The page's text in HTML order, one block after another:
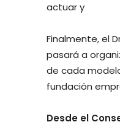
actuar y
Finalmente, el
pasará a
de cada
fundación
Desde el